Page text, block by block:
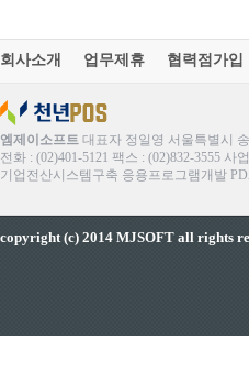
회사소개 업무제휴 협력점가입
엠제이소프트 대표자 정일영 서울특별시
전화 : (02)401-5121 팩스 : (02)832-3555 사
기업전산시스템구축 응용프로그램개발
copyright (c) 2014 MJSOFT all rights